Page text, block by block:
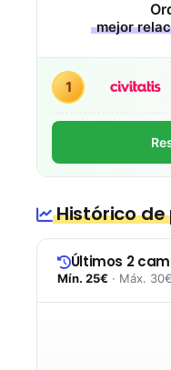
mejor
1
Histórico
Últimos 2
Mín. 25€ · Máx. 30€